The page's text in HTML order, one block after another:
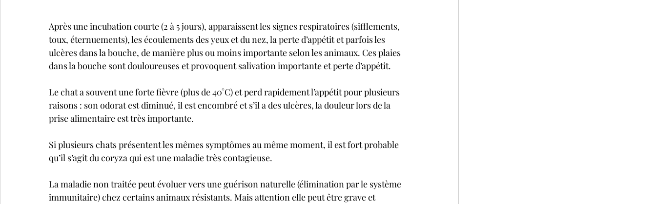
Après une incubation courte (2 à 5 jours), apparaissent les signes respiratoires (sifflements,
toux, éternuements), les écoulements des yeux et du nez, la perte d’appétit et parfois les
ulcères dans la bouche, de manière plus ou moins importante selon les animaux. Ces plaies
dans la bouche sont douloureuses et provoquent salivation importante et perte d’appétit.
Le chat a souvent une forte fièvre (plus de 40°C) et perd rapidement l’appétit pour plusieurs
raisons : son odorat est diminué, il est encombré et s’il a des ulcères, la douleur lors de la
prise alimentaire est très importante.
Si plusieurs chats présentent les mêmes symptômes au même moment, il est fort probable
qu’il s’agit du coryza qui est une maladie très contagieuse.
La maladie non traitée peut évoluer vers une guérison naturelle (élimination par le système
immunitaire) chez certains animaux résistants. Mais attention elle peut être grave et